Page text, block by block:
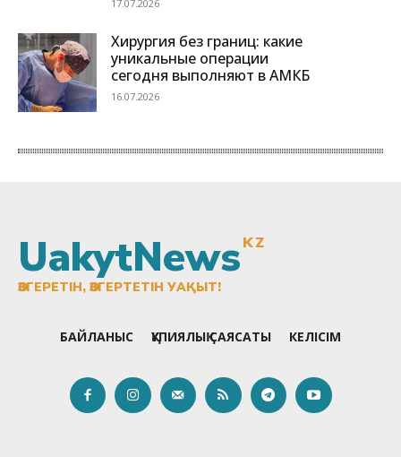
UakytNewsKZ
ӨЗГЕРЕТІН, ӨЗГЕРТЕТІН УАҚЫТ!
БАЙЛАНЫС ҚҰПИЯЛЫҚ САЯСАТЫ КЕЛІСІМ